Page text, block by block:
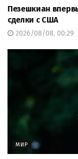
Пезешкиан
сделки с США
2026/08/08, 00:29
МИР